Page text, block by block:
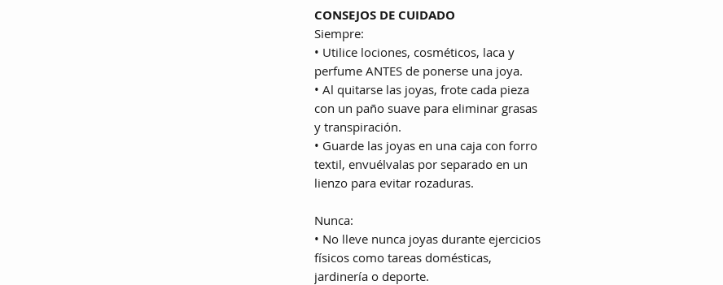
CONSEJOS DE CUIDADO
Siempre:
• Utilice lociones, cosméticos, laca y
perfume ANTES de ponerse una joya.
• Al quitarse las joyas, frote cada pieza
con un paño suave para eliminar grasas
y transpiración.
• Guarde las joyas en una caja con forro
textil, envuélvalas por separado en un
lienzo para evitar rozaduras.
Nunca:
• No lleve nunca joyas durante ejercicios
físicos como tareas domésticas,
jardinería o deporte.